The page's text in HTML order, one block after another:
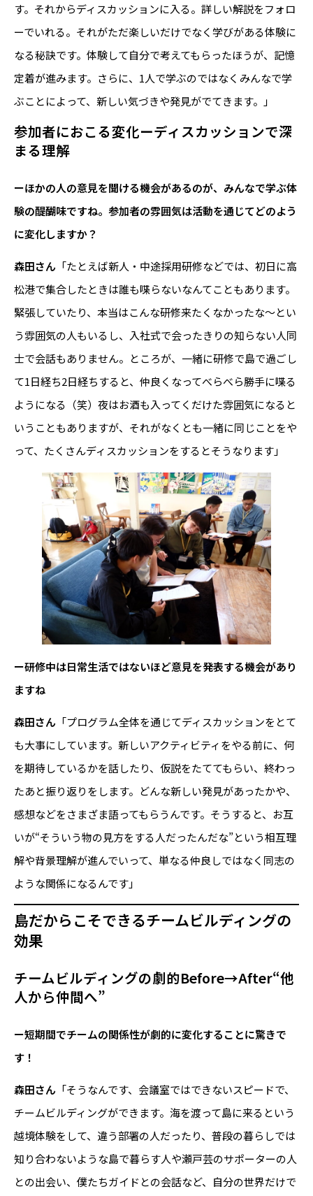
す。それからディスカッションに入る。詳しい解説をフォロ
ーでいれる。それがただ楽しいだけでなく学びがある体験に
なる秘訣です。体験して自分で考えてもらったほうが、記憶
定着が進みます。さらに、1人で学ぶのではなくみんなで学
ぶことによって、新しい気づきや発見がでてきます。」
参加者におこる変化ーディスカッションで深
まる理解
ーほかの人の意見を聞ける機会があるのが、みんなで学ぶ体
験の醍醐味ですね。参加者の雰囲気は活動を通じてどのよう
に変化しますか？
森田さん 「たとえば新人・中途採用研修などでは、初日に高
松港で集合したときは誰も喋らないなんてこともあります。
緊張していたり、本当はこんな研修来たくなかったな〜とい
う雰囲気の人もいるし、入社式で会ったきりの知らない人同
士で会話もありません。ところが、一緒に研修で島で過ごし
て1日経ち2日経ちすると、仲良くなってべらべら勝手に喋る
ようになる（笑）夜はお酒も入ってくだけた雰囲気になると
いうこともありますが、それがなくとも一緒に同じことをや
って、たくさんディスカッションをするとそうなります」
ー研修中は日常生活ではないほど意見を発表する機会があり
ますね
森田さん 「プログラム全体を通じてディスカッションをとて
も大事にしています。新しいアクティビティをやる前に、何
を期待しているかを話したり、仮説をたててもらい、終わっ
たあと振り返りをします。どんな新しい発見があったかや、
感想などをさまざま語ってもらうんです。そうすると、お互
いが“そういう物の見方をする人だったんだな”という相互理
解や背景理解が進んでいって、単なる仲良しではなく同志の
ような関係になるんです」
島だからこそできるチームビルディングの
効果
チームビルディングの劇的Before→After“他
人から仲間へ”
ー短期間でチームの関係性が劇的に変化することに驚きで
す！
森田さん 「そうなんです、会議室ではできないスピードで、
チームビルディングができます。海を渡って島に来るという
越境体験をして、違う部署の人だったり、普段の暮らしでは
知り合わないような島で暮らす人や瀬戸芸のサポーターの人
との出会い、僕たちガイドとの会話など、自分の世界だけで